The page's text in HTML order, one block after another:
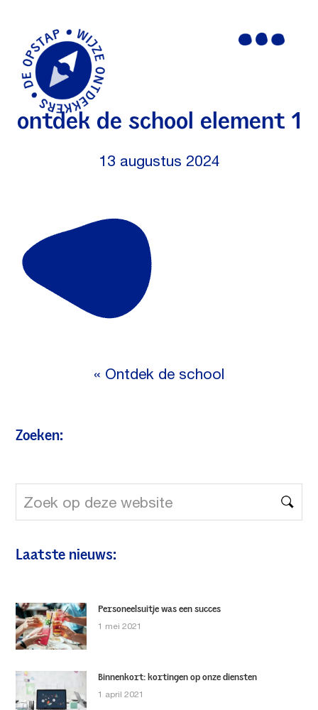
naar
de
hoofd
inhoud
RKBS de Opstap
Header
ontdek de school element 1
13 augustus 2024
« Ontdek de school
Zoeken:
Zoek
op
deze
Laatste nieuws:
Personeelsuitje was een succes
1 mei 2021
Binnenkort: kortingen op onze diensten
1 april 2021